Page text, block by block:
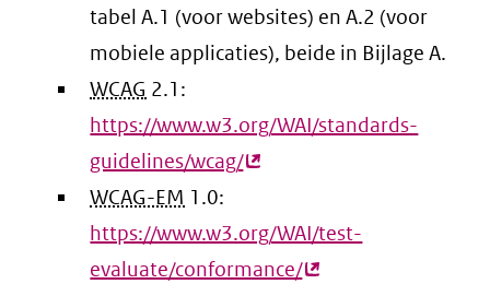
tabel A.1 (voor websites) en A.2 (voor
mobiele applicaties), beide in Bijlage A.
WCAG 2.1:
https://www.w3.org/WAI/standards-
guidelines/wcag/(externe
WCAG-EM 1.0:
https://www.w3.org/WAI/test-
evaluate/conformance/(externe